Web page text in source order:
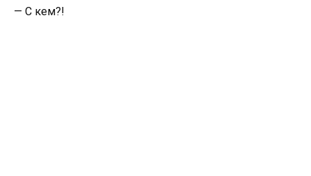
— С кем?!